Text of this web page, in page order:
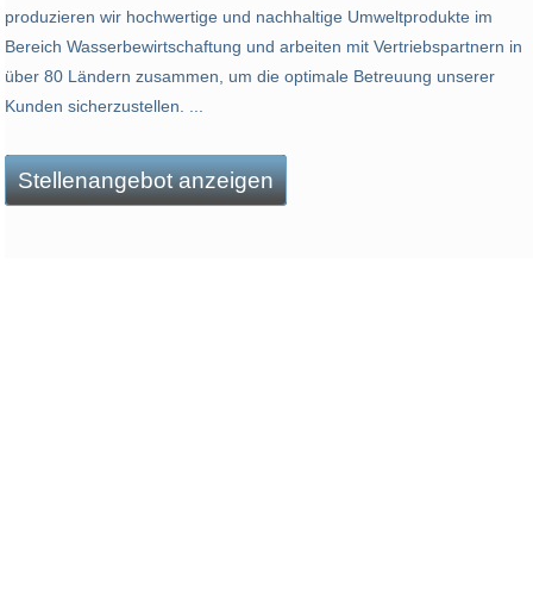
produzieren wir hochwertige und nachhaltige Umweltprodukte im
Bereich Wasserbewirtschaftung und arbeiten mit Vertriebspartnern in
über 80 Ländern zusammen, um die optimale Betreuung unserer
Kunden sicherzustellen. ...
Stellenangebot anzeigen